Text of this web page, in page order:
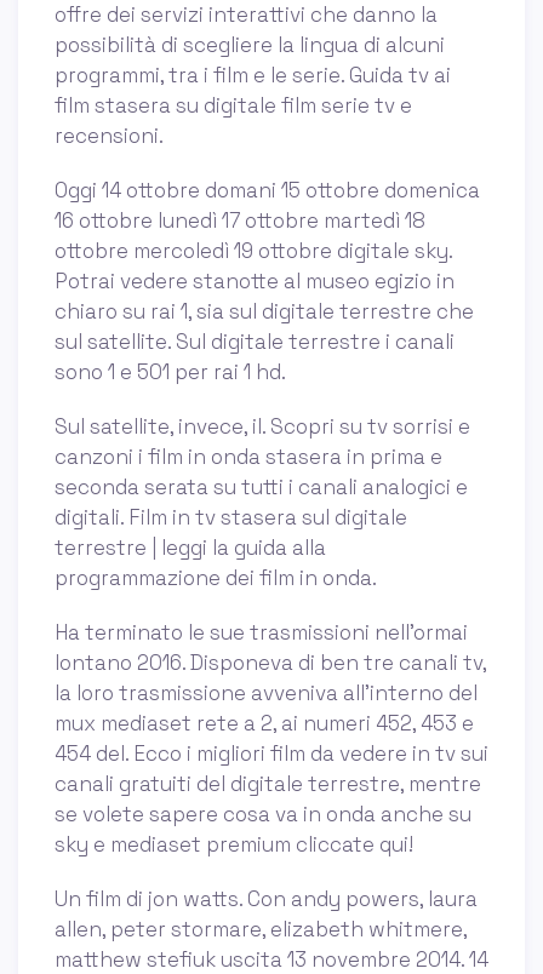
offre dei servizi interattivi che danno la
possibilità di scegliere la lingua di alcuni
programmi, tra i film e le serie. Guida tv ai
film stasera su digitale film serie tv e
recensioni.
Oggi 14 ottobre domani 15 ottobre domenica
16 ottobre lunedì 17 ottobre martedì 18
ottobre mercoledì 19 ottobre digitale sky.
Potrai vedere stanotte al museo egizio in
chiaro su rai 1, sia sul digitale terrestre che
sul satellite. Sul digitale terrestre i canali
sono 1 e 501 per rai 1 hd.
Sul satellite, invece, il. Scopri su tv sorrisi e
canzoni i film in onda stasera in prima e
seconda serata su tutti i canali analogici e
digitali. Film in tv stasera sul digitale
terrestre | leggi la guida alla
programmazione dei film in onda.
Ha terminato le sue trasmissioni nell’ormai
lontano 2016. Disponeva di ben tre canali tv,
la loro trasmissione avveniva all’interno del
mux mediaset rete a 2, ai numeri 452, 453 e
454 del. Ecco i migliori film da vedere in tv sui
canali gratuiti del digitale terrestre, mentre
se volete sapere cosa va in onda anche su
sky e mediaset premium cliccate qui!
Un film di jon watts. Con andy powers, laura
allen, peter stormare, elizabeth whitmere,
matthew stefiuk uscita 13 novembre 2014. 14